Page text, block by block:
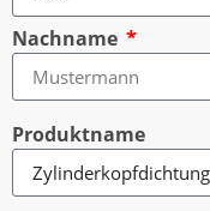
Nachname
Produktname